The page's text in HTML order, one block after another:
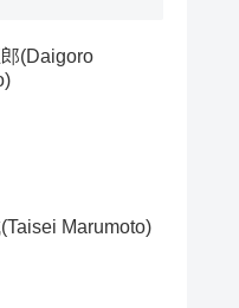
(Daigoro
Marumoto)